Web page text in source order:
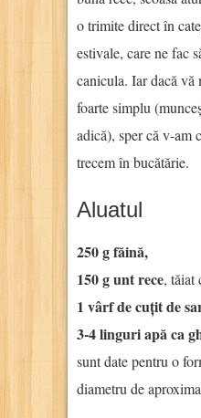
o trimite direct în
estivale, care ne fac
canicula. Iar dacă vă
foarte simplu
adică), sper că v-am
trecem în bucătărie.
Aluatul
250 g făină,
150 g unt rece, tăiat
1 vârf de cuțit de
3-4 linguri apă ca
sunt date pentru o
diametru de